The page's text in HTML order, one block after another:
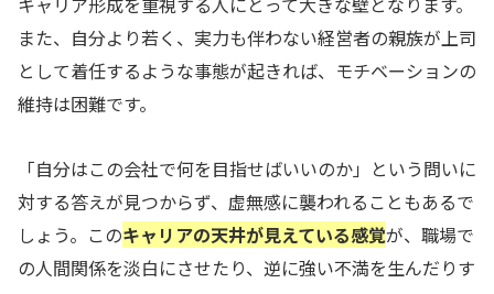
また、自分より若く、実力も伴わない経営者の親族が上司
として着任するような事態が起きれば、モチベーションの
維持は困難です。
「自分はこの会社で何を目指せばいいのか」という問いに
対する答えが見つからず、虚無感に襲われることもあるで
しょう。このキャリアの天井が見えている感覚が、職場で
の人間関係を淡白にさせたり、逆に強い不満を生んだりす